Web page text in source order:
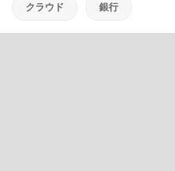
クラウド 銀行